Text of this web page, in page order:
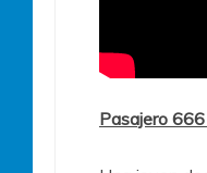
Pasajero 666